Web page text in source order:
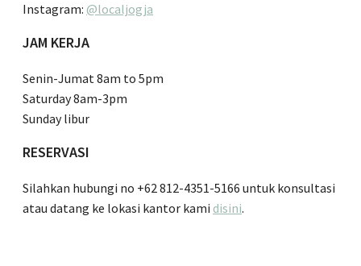
Instagram: @localjogja
JAM KERJA
Senin-Jumat 8am to 5pm
Saturday 8am-3pm
Sunday libur
RESERVASI
Silahkan hubungi no +62 812-4351-5166 untuk konsultasi
atau datang ke lokasi kantor kami disini.